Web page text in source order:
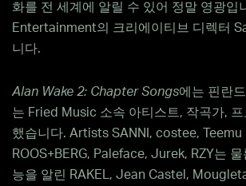
화를 전 세계에 알릴 수 있어 정말 영광입
Entertainment의 크리에이티브 디렉터
니다.
Alan Wake 2: Chapter Songs에는 핀란
는 Fried Music 소속 아티스트, 작곡가, 프
했습니다. Artists SANNI, costee, Teemu
ROOS+BERG, Paleface, Jurek, RZY는
능을 알린 RAKEL, Jean Castel,